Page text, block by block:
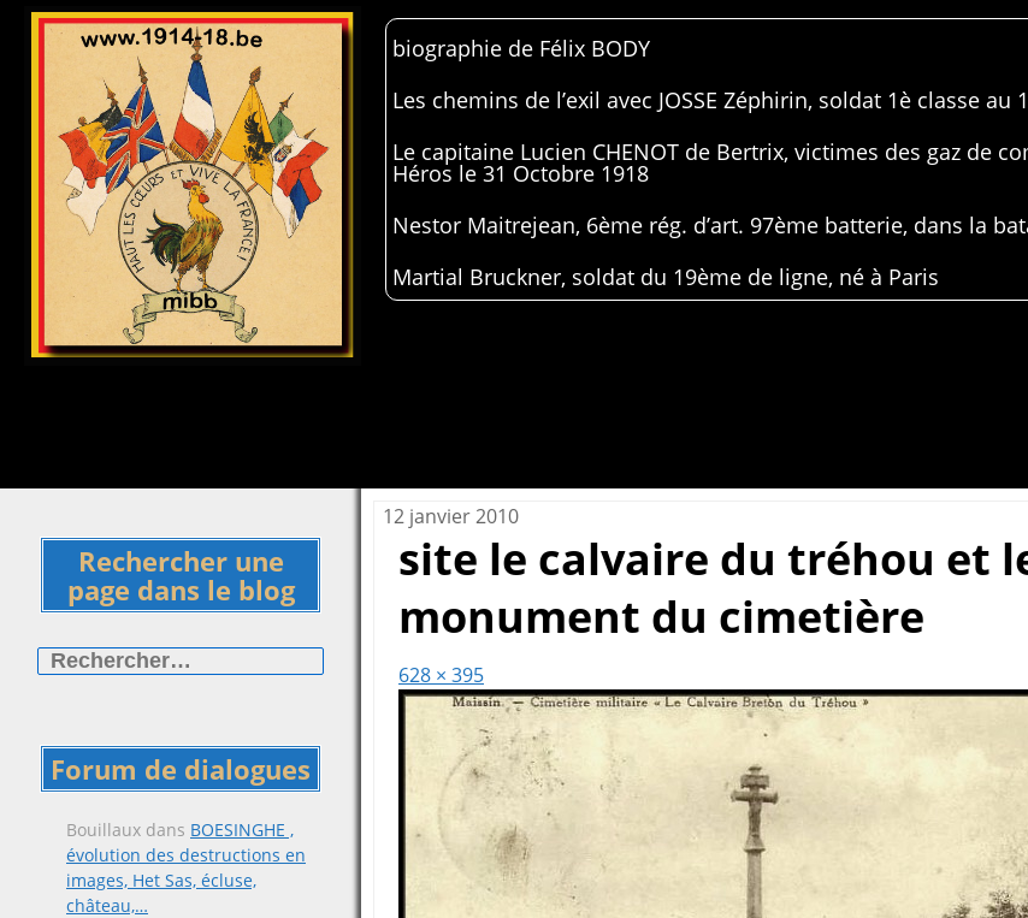
biographie de Félix BODY
Les chemins de l’exil avec JOSSE Zéphirin, soldat 1è classe au
Le capitaine Lucien CHENOT de Bertrix, victimes des gaz de
Héros le 31 Octobre 1918
Nestor Maitrejean, 6ème rég. d’art. 97ème batterie, dans la
Martial Bruckner, soldat du 19ème de ligne, né à Paris
Rechercher une
page dans le blog
Forum de dialogues
Bouillaux dans BOESINGHE ,
évolution des destructions en
images, Het Sas, écluse,
château,…
12 janvier 2010
site le calvaire du tréhou et
monument du cimetière
628 × 395